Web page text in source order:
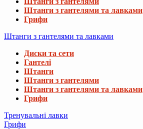
Штанги з гантелями та лавками
Грифи
Штанги з гантелями та лавками
Диски та сети
Гантелі
Штанги
Штанги з гантелями
Штанги з гантелями та лавками
Грифи
Тренувальні лавки
Грифи